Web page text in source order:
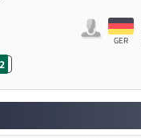
GER